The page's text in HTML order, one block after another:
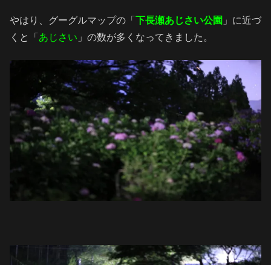
やはり、グーグルマップの「 下長瀬あじさい公園 」に近づ
くと「 あじさい 」の数が多くなってきました。